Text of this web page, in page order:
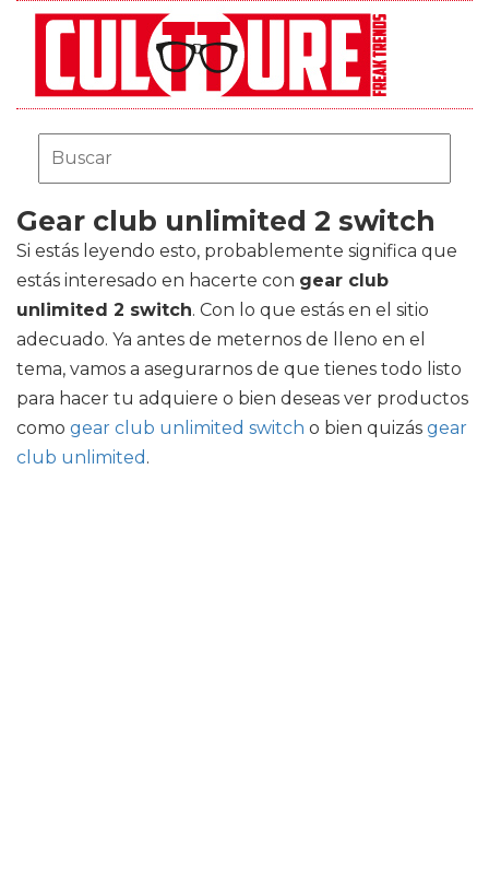
Gear club unlimited 2 switch
Si estás leyendo esto, probablemente significa que
estás interesado en hacerte con gear club
unlimited 2 switch. Con lo que estás en el sitio
adecuado. Ya antes de meternos de lleno en el
tema, vamos a asegurarnos de que tienes todo listo
para hacer tu adquiere o bien deseas ver productos
como gear club unlimited switch o bien quizás gear
club unlimited .